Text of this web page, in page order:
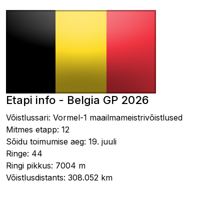
Etapi info - Belgia GP 2026
Võistlussari: Vormel-1 maailmameistrivõistlused
Mitmes etapp: 12
Sõidu toimumise aeg: 19. juuli
Ringe: 44
Ringi pikkus: 7004 m
Võistlusdistants: 308.052 km